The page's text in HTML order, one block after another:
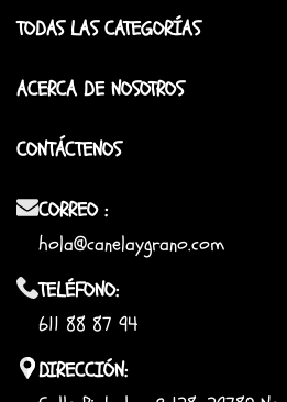
TODAS LAS CATEGORÍAS
ACERCA DE NOSOTROS
CONTÁCTENOS
CORREO :
hola@canelaygrano.com
TELÉFONO:
611 88 87 94
DIRECCIÓN: